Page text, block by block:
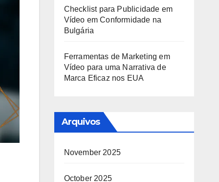
Checklist para Publicidade em
Vídeo em Conformidade na
Bulgária
Ferramentas de Marketing em
Vídeo para uma Narrativa de
Marca Eficaz nos EUA
Arquivos
November 2025
October 2025